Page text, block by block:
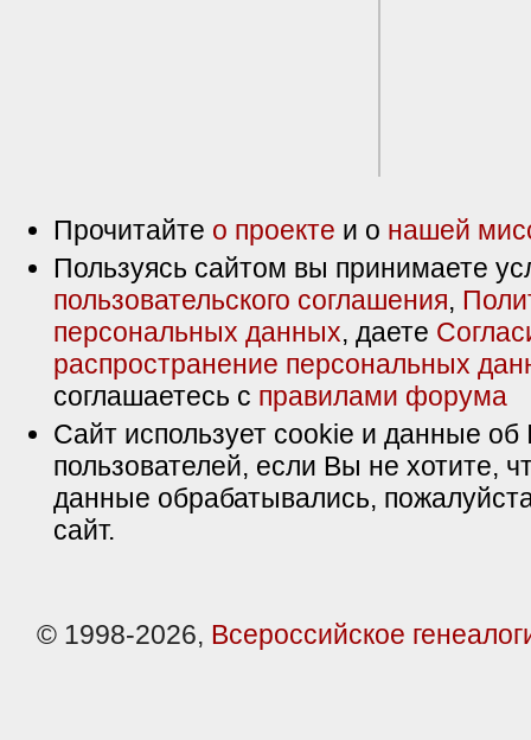
Прочитайте о проекте и о нашей
Пользуясь сайтом вы принимаете
пользовательского соглашения,
персональных данных, даете
распространение персональных
соглашаетесь с правилами форума
Сайт использует cookie и данные об
пользователей, если Вы не хотите,
данные обрабатывались,
сайт.
© 1998-2026, Всероссийское